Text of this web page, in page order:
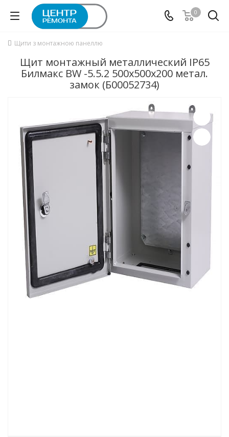
0
Щити з монтажною панеллю
Щит монтажный металлический IP65
Билмакс BW -5.5.2 500x500x200 метал.
замок (Б00052734)